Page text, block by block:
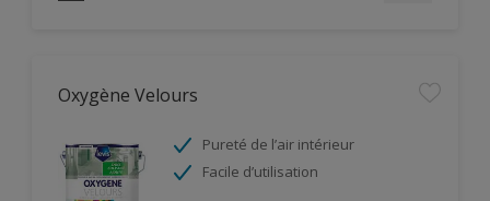
Oxygène Velours
Pureté de l’air intérieur
Facile d’utilisation